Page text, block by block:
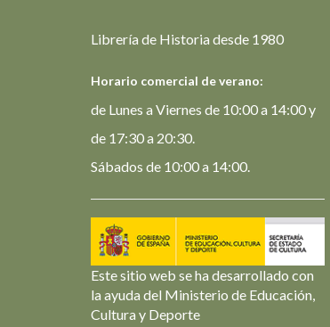
Librería de Historia desde 1980
Horario comercial de verano:
de Lunes a Viernes de 10:00 a 14:00 y
de 17:30 a 20:30.
Sábados de 10:00 a 14:00.
Este sitio web se ha desarrollado con
la ayuda del Ministerio de Educación,
Cultura y Deporte